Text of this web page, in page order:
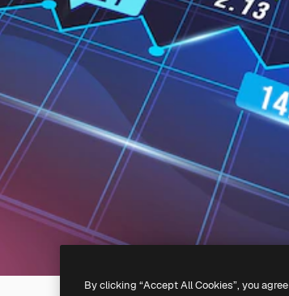
By clicking “Accept All Cookies”, you